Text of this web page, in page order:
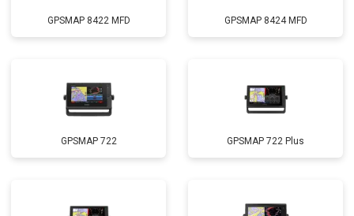
GPSMAP 8422 MFD GPSMAP 8424 MFD
GPSMAP 722 GPSMAP 722 Plus